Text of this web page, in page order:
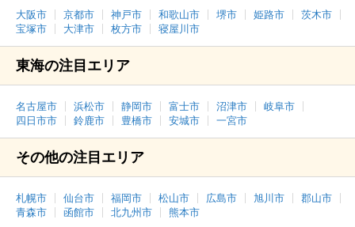
大阪市 京都市 神戸市 和歌山市 堺市 姫路市
茨木市
宝塚市
大津市 枚方市 寝屋川市
東海の注目エリア
名古屋市 浜松市 静岡市 富士市 沼津市
岐阜市
四日市市
鈴鹿市 豊橋市 安城市 一宮市
その他の注目エリア
札幌市 仙台市 福岡市 松山市 広島市 旭川市
郡山市
青森市
函館市 北九州市 熊本市